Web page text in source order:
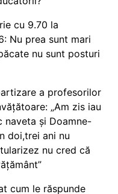
cu 9.70 la
Nu prea sunt mari
nu sunt posturi
a profesorilor
„Am zis iau
naveta și Doamne-
doi,trei ani nu
nu cred că
cum le răspunde